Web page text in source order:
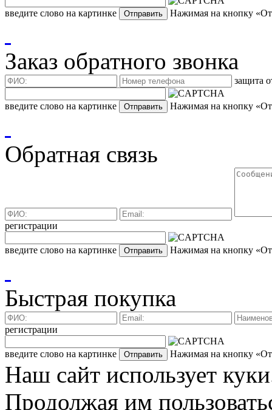
введите слово на картинке Нажимая на кнопку
Заказ обратного звонка
защита
введите слово на картинке Нажимая на кнопку
Обратная связь
регистрации
введите слово на картинке Нажимая на кнопку
Быстрая покупка
регистрации
введите слово на картинке Нажимая на кнопку
Наш сайт использует
Продолжая им